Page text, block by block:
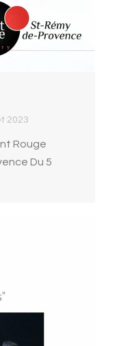
2023
Rouge
Du 5